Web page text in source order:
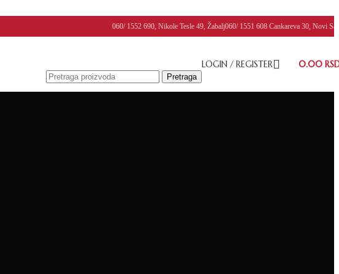
060/ 1552 690, Nikole Tesle 49, Žabalj060/ 1551 608 Cankareva 30, Novi
Pretraga
LOGIN / REGISTER 0.00